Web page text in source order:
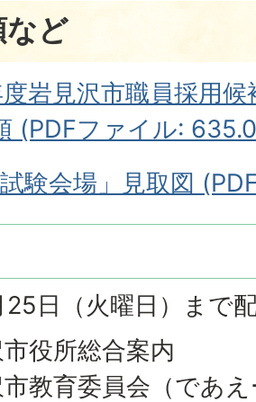
など
岩見沢市職員採用
(PDFファイル:
試験会場」見取図
日（火曜日）まで
役所総合案内
教育委員会（であ